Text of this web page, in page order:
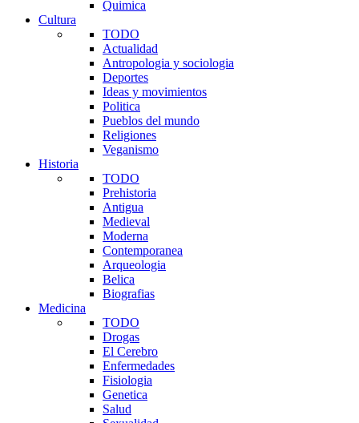
Quimica
Cultura
TODO
Actualidad
Antropologia y sociologia
Deportes
Ideas y movimientos
Politica
Pueblos del mundo
Religiones
Veganismo
Historia
TODO
Prehistoria
Antigua
Medieval
Moderna
Contemporanea
Arqueologia
Belica
Biografias
Medicina
TODO
Drogas
El Cerebro
Enfermedades
Fisiologia
Genetica
Salud